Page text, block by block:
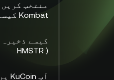
Kombat کیسے خریدنا چاہتے ہیں
HMSTR )